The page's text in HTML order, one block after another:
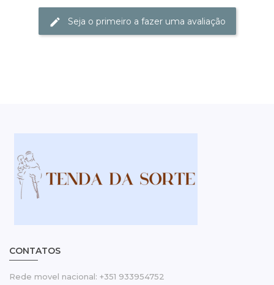
Seja o primeiro a fazer uma avaliação
CONTATOS
Rede movel nacional: +351 933954752